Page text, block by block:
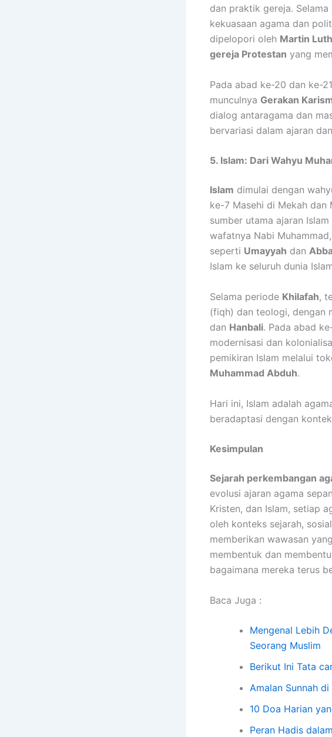
dan praktik gereja.
kekuasaan agama dan
dipelopori oleh Martin
gereja Protestan yang
Pada abad ke-20 dan ke-
munculnya Gerakan
dialog antaragama dan
bervariasi dalam ajaran
5. Islam: Dari Wahyu
Islam dimulai dengan
ke-7 Masehi di Mekah dan
sumber utama ajaran
wafatnya Nabi Muhammad,
seperti Umayyah dan
Islam ke seluruh dunia
Selama periode Khilafah,
(fiqh) dan teologi, dengan
dan Hanbali. Pada abad
modernisasi dan
pemikiran Islam melalui
Muhammad Abduh.
Hari ini, Islam adalah
beradaptasi dengan
Kesimpulan
Sejarah perkembangan
evolusi ajaran agama
Kristen, dan Islam, setiap
oleh konteks sejarah,
memberikan wawasan
membentuk dan
bagaimana mereka terus
Baca Juga :
Mengenal Lebih
Seorang Muslim
Berikut Ini Tata
Amalan Sunnah
10 Doa Harian
Peran Hadis